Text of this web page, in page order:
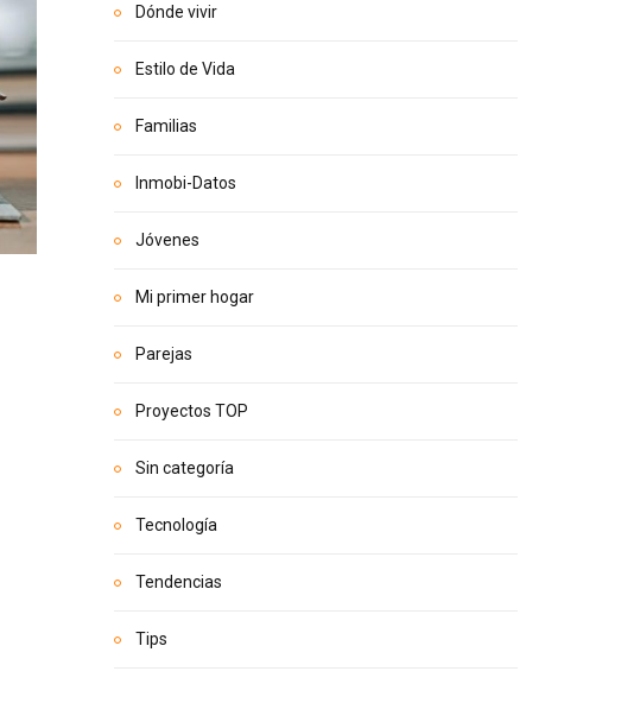
Dónde vivir
Estilo de Vida
Familias
Inmobi-Datos
Jóvenes
Mi primer hogar
Parejas
Proyectos TOP
Sin categoría
Tecnología
Tendencias
Tips